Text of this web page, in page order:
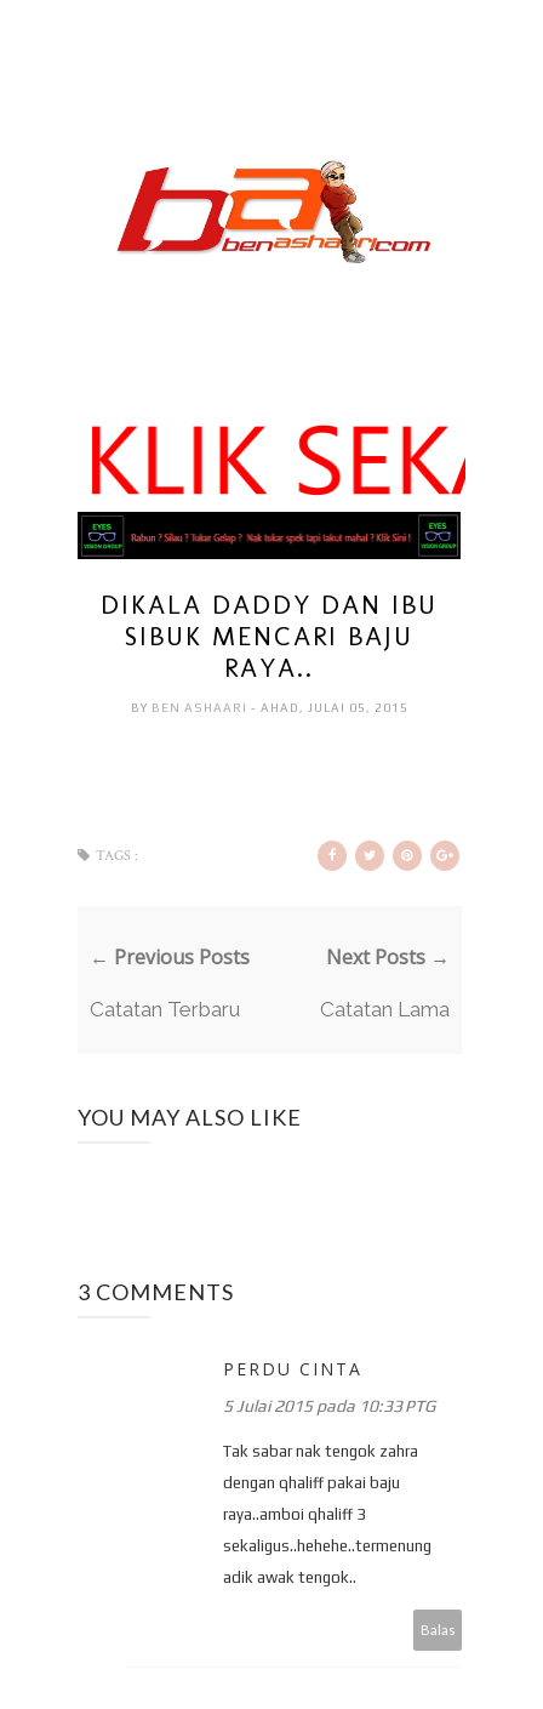
DIKALA DADDY DAN IBU
SIBUK MENCARI BAJU
RAYA..
BY BEN ASHAARI - AHAD, JULAI 05, 2015
TAGS :
← Previous Posts
Catatan Terbaru
Next Posts →
Catatan Lama
YOU MAY ALSO LIKE
3 COMMENTS
PERDU CINTA
5 Julai 2015 pada 10:33 PTG
Tak sabar nak tengok zahra
dengan qhaliff pakai baju
raya..amboi qhaliff 3
sekaligus..hehehe..termenung
adik awak tengok..
Balas